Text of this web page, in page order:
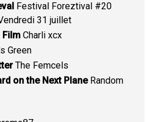
Festival Foreztival #20
31 juillet
Film Charli xcx
Green
The Femcels
on the Next PlaneRandom